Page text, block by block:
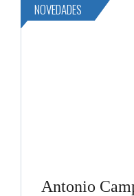
NOVEDADES
Antonio